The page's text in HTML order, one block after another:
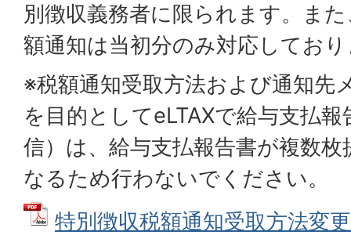
別徴収義務者に限られます。ま
額通知は当初分のみ対応してお
※税額通知受取方法および通知先
を目的としてeLTAXで給与支払
信）は、給与支払報告書が複数
なるため行わないでください。
特別徴収税額通知受取方法変